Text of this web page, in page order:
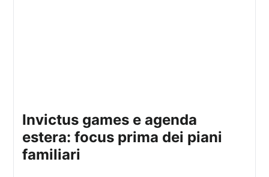
invictus games e agenda
estera: focus prima dei piani
familiari